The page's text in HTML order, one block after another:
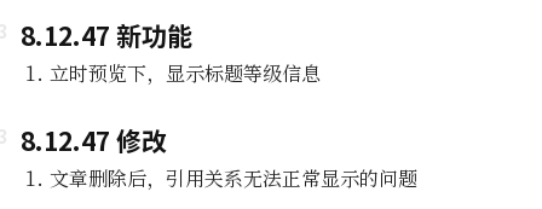
8.12.47 新功能
立时预览下，显示标题等级信息
8.12.47 修改
文章删除后，引用关系无法正常显示的问题